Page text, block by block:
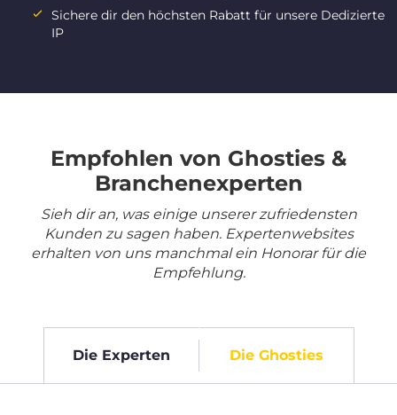
Sichere dir den höchsten Rabatt für unsere Dedizierte
IP
Empfohlen von Ghosties &
Branchenexperten
Sieh dir an, was einige unserer zufriedensten
Kunden zu sagen haben. Expertenwebsites
erhalten von uns manchmal ein Honorar für die
Empfehlung.
Die Experten Die Ghosties